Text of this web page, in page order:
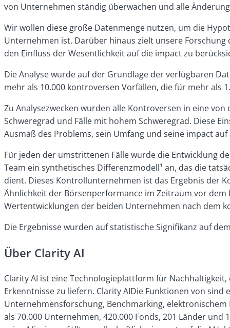
von Unternehmen ständig überwachen und alle
Wir wollen diese große Datenmenge nutzen, um die
Unternehmen ist. Darüber hinaus zielt unsere
den Einfluss der Wesentlichkeit auf die impact zu
Die Analyse wurde auf der Grundlage der verfügbaren
mehr als 10.000 kontroversen Vorfällen, die für mehr
Zu Analysezwecken wurden alle Kontroversen in eine
Schweregrad und Fälle mit hohem Schweregrad. Diese
Ausmaß des Problems, sein Umfang und seine impact
Für jeden der umstrittenen Fälle wurde die Entwicklung
Team ein synthetisches Differenzmodell¹ an, das die
dient. Dieses Kontrollunternehmen ist das Ergebnis der
Ähnlichkeit der Börsenperformance im Zeitraum vor
Wertentwicklungen der beiden Unternehmen nach dem
Die Ergebnisse wurden auf statistische Signifikanz auf
Über Clarity AI
Clarity AI ist eine Technologieplattform für
Erkenntnisse zu liefern. Clarity AIDie Funktionen von
Unternehmensforschung, Benchmarking,
als 70.000 Unternehmen, 420.000 Fonds, 201 Länder